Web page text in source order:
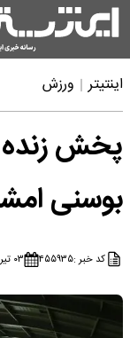
اینتیتر ورزش
پخش زنده
بوسنی امشب ۳
کد خبر :۴۵۵۹۳۵ ۰۳ تیر ۱۴۰۵ - ۲۱:۳۰